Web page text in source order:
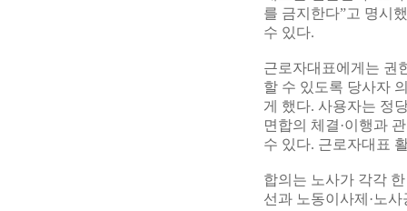
를 금지한다”고 명시
수 있다.
근로자대표에게는 권
할 수 있도록 당사자
게 했다. 사용자는 정
면합의 체결·이행과
수 있다. 근로자대표
합의는 노사가 각각
선과 노동이사제·노